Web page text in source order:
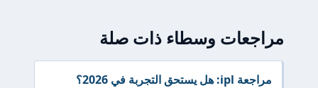
مراجعات وسطاء ذات صلة
مراجعة ipl: هل يستحق التجربة في 2026؟